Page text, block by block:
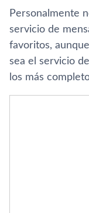
Personalmente
servicio de
favoritos,
sea el servicio
los más